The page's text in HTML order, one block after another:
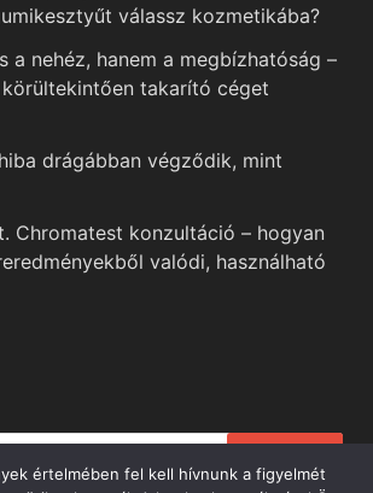
válassz kozmetikába?
a nehéz, hanem a megbízhatóság –
takarító céget
drágábban végződik, mint
Chromatest konzultáció – hogyan
valódi, használható
értelmében fel kell hívnunk a figyelmét